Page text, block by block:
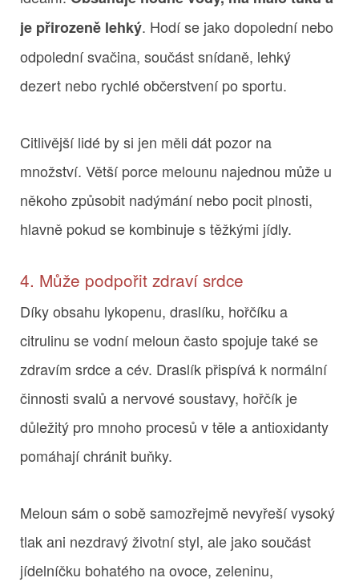
je přirozeně lehký. Hodí se jako dopolední nebo
odpolední svačina, součást snídaně, lehký
dezert nebo rychlé občerstvení po sportu.
Citlivější lidé by si jen měli dát pozor na
množství. Větší porce melounu najednou může u
někoho způsobit nadýmání nebo pocit plnosti,
hlavně pokud se kombinuje s těžkými jídly.
4. Může podpořit zdraví srdce
Díky obsahu lykopenu, draslíku, hořčíku a
citrulinu se vodní meloun často spojuje také se
zdravím srdce a cév. Draslík přispívá k normální
činnosti svalů a nervové soustavy, hořčík je
důležitý pro mnoho procesů v těle a antioxidanty
pomáhají chránit buňky.
Meloun sám o sobě samozřejmě nevyřeší vysoký
tlak ani nezdravý životní styl, ale jako součást
jídelníčku bohatého na ovoce, zeleninu,